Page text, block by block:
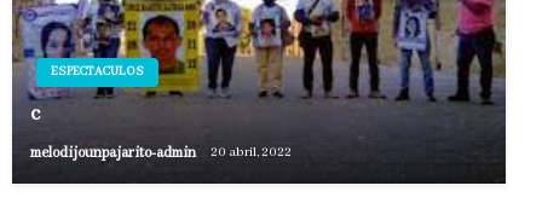
ESPECTACULOS
c
melodijounpajarito-admin 20 abril, 2022